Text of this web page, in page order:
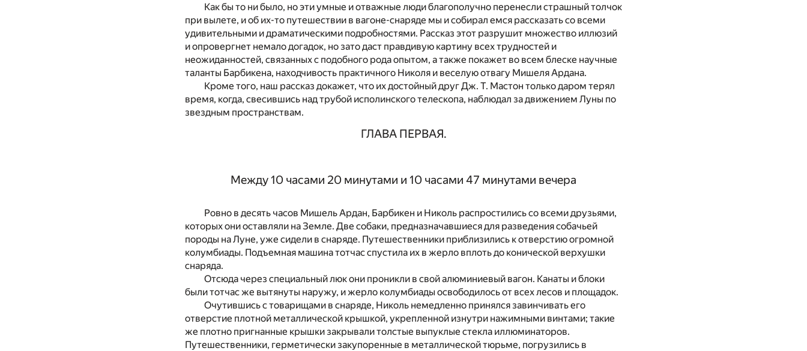
Как бы то ни было, но эти умные и отважные люди благополучно перенесли страшный толчок
при вылете, и об их-то путешествии в вагоне-снаряде мы и собирал емся рассказать со всеми
удивительными и драматическими подробностями. Рассказ этот разрушит множество иллюзий
и опровергнет немало догадок, но зато даст правдивую картину всех трудностей и
неожиданностей, связанных с подобного рода опытом, а также покажет во всем блеске научные
таланты Барбикена, находчивость практичного Николя и веселую отвагу Мишеля Ардана.
Кроме того, наш рассказ докажет, что их достойный друг Дж. Т. Мастон только даром терял
время, когда, свесившись над трубой исполинского телескопа, наблюдал за движением Луны по
звездным пространствам.
ГЛАВА ПЕРВАЯ.
Между 10 часами 20 минутами и 10 часами 47 минутами вечера
Ровно в десять часов Мишель Ардан, Барбикен и Николь распростились со всеми друзьями,
которых они оставляли на Земле. Две собаки, предназначавшиеся для разведения собачьей
породы на Луне, уже сидели в снаряде. Путешественники приблизились к отверстию огромной
колумбиады. Подъемная машина тотчас спустила их в жерло вплоть до конической верхушки
снаряда.
Отсюда через специальный люк они проникли в свой алюминиевый вагон. Канаты и блоки
были тотчас же вытянуты наружу, и жерло колумбиады освободилось от всех лесов и площадок.
Очутившись с товарищами в снаряде, Николь немедленно принялся завинчивать его
отверстие плотной металлической крышкой, укрепленной изнутри нажимными винтами; такие
же плотно пригнанные крышки закрывали толстые выпуклые стекла иллюминаторов.
Путешественники, герметически закупоренные в металлической тюрьме, погрузились в